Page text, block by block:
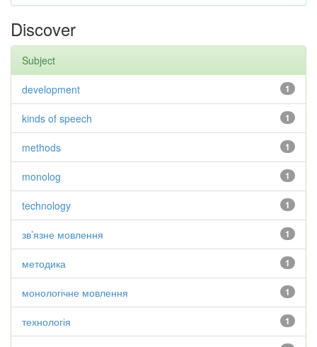
Discover
Subject
1
development
1
kinds of speech
1
methods
1
monolog
1
technology
1
зв’язне мовлення
1
методика
1
монологічне мовлення
1
технологія